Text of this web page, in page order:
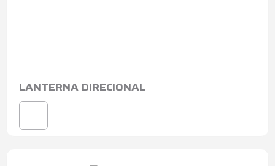
LANTERNA DIRECIONAL